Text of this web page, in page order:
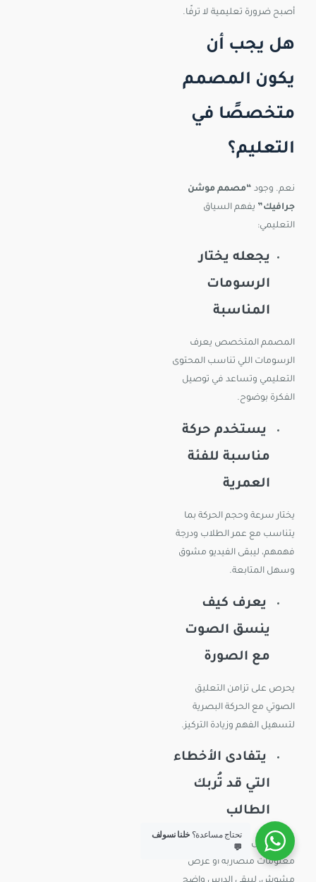
أصبح ضرورة تعليمية لا ترفًا.
هل يجب أن
يكون المصمم
متخصصًا في
التعليم؟
نعم. وجود “مصمم موشن
جرافيك” يفهم السياق
التعليمي:
يجعله يختار
الرسومات
المناسبة
المصمم المتخصص يعرف
الرسومات اللي تناسب المحتوى
التعليمي وتساعد في توصيل
الفكرة بوضوح.
يستخدم حركة
مناسبة للفئة
العمرية
يختار سرعة وحجم الحركة بما
يتناسب مع عمر الطلاب ودرجة
فهمهم، ليبقى الفيديو مشوق
وسهل المتابعة.
يعرف كيف
ينسق الصوت
مع الصورة
يحرص على تزامن التعليق
الصوتي مع الحركة البصرية
لتسهيل الفهم وزيادة التركيز.
يتفادى الأخطاء
التي قد تُربك
الطالب
يحرص على عدم وجود
معلومات متضاربة أو عرض
تحتاج مساعدة؟ خلنا نسولف
💬